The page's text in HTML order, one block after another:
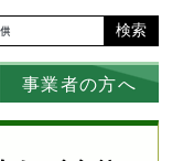
検索
事業者の方へ